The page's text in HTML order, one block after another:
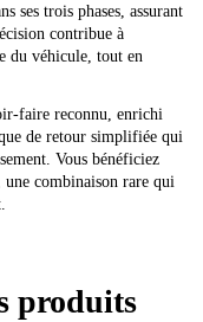
ses trois phases, assurant
contribue à
du véhicule, tout en
faire reconnu, enrichi
de retour simplifiée qui
Vous bénéficiez
combinaison rare qui
produits